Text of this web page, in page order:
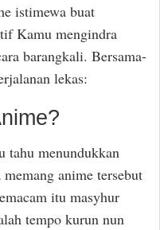
istimewa buat
Kamu mengindra
barangkali. Bersama-
lekas:
tahu menundukkan
anime tersebut
itu masyhur
tempo kurun nun